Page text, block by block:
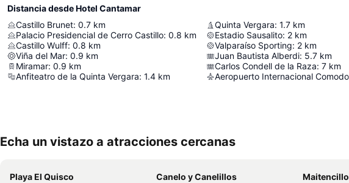
Distancia desde Hotel Cantamar
Castillo Brunet: 0.7 km
Palacio Presidencial de Cerro Castillo: 0.8 km
Castillo Wulff: 0.8 km
Viña del Mar: 0.9 km
Miramar: 0.9 km
Anfiteatro de la Quinta Vergara: 1.4 km
Quinta Vergara: 1.7 km
Estadio Sausalito: 2 km
Valparaíso Sporting: 2 km
Juan Bautista Alberdi: 5.7 km
Carlos Condell de la Raza: 7 km
Echa un vistazo a atracciones cercanas
Playa El Quisco Canelo y Canelillos Maitencillo